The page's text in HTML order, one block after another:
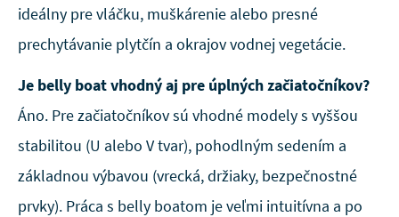
ideálny pre vláčku, muškárenie alebo presné
prechytávanie plytčín a okrajov vodnej vegetácie.
Je belly boat vhodný aj pre úplných začiatočníkov?
Áno. Pre začiatočníkov sú vhodné modely s vyššou
stabilitou (U alebo V tvar), pohodlným sedením a
základnou výbavou (vrecká, držiaky, bezpečnostné
prvky). Práca s belly boatom je veľmi intuitívna a po